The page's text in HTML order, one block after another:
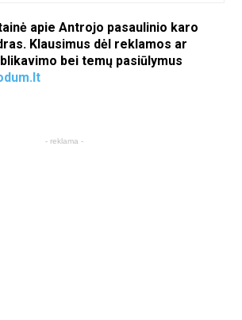
apie Antrojo pasaulinio karo
Klausimus dėl reklamos ar
bei temų pasiūlymus
- reklama -